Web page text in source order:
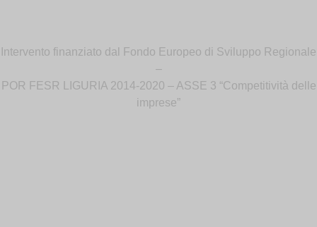
Intervento finanziato dal Fondo Europeo di Sviluppo Regionale
–
POR FESR LIGURIA 2014-2020 – ASSE 3 “Competitività delle
imprese”